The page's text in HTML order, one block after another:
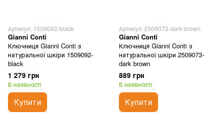
Артикул: 1509092-black
Gianni Conti
Ключниця Gianni Conti з
натуральної шкіри 1509092-
black
1 279 грн
В наявності
Купити
Артикул: 2509073-dark brown
Gianni Conti
Ключниця Gianni Conti з
натуральної шкіри 2509073-
dark brown
889 грн
В наявності
Купити